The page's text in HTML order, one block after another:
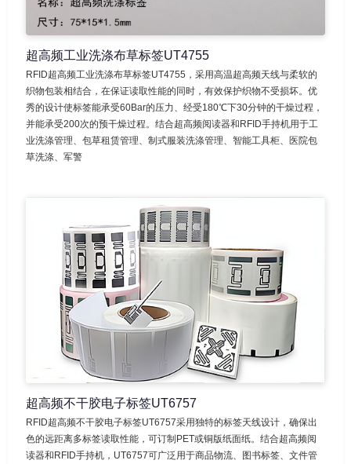
超高频工业洗涤布草标签UT4755
RFID超高频工业洗涤布草标签UT4755，采用高温超高频天线与柔软的
织物包装相结合，在保证读取性能的同时，有效保护织物不受损坏。优
秀的设计使标签能承受60Bar的压力、经受180℃下30分钟的干燥过程，
并能承受200次的预干燥过程。结合超高频阅读器和RFID手持机用于工
业洗涤管理、包草租赁管理、制式服装洗涤管理、智能工具柜、医院包
草洗涤、军警
超高频不干胶电子标签UT6757
RFID超高频不干胶电子标签UT6757采用独特的标签天线设计，确保出
色的远距离多标签读取性能，可订制PET或铜版纸面纸。结合超高频阅
读器和RFID手持机，UT6757可广泛用于商品物流、图书标签、文件管